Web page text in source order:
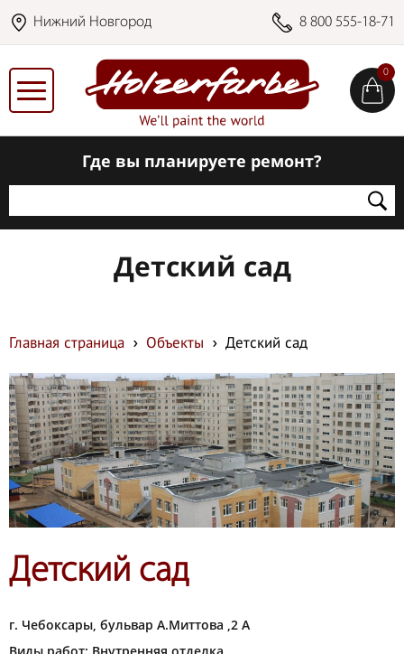
Нижний Новгород 8 800 555-18-71
0
Где вы планируете ремонт?
Детский сад
Главная страница Объекты Детский сад
Детский сад
г. Чебоксары, бульвар А.Миттова ,2 А